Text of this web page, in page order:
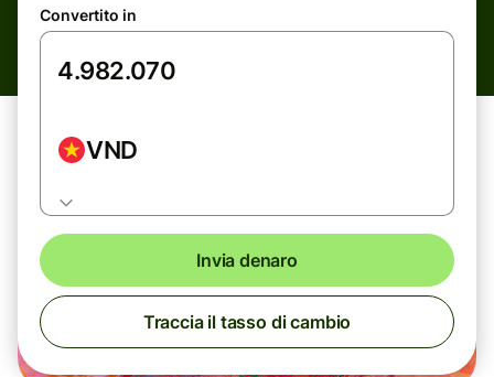
Convertito in
VND
Invia denaro
Traccia il tasso di cambio